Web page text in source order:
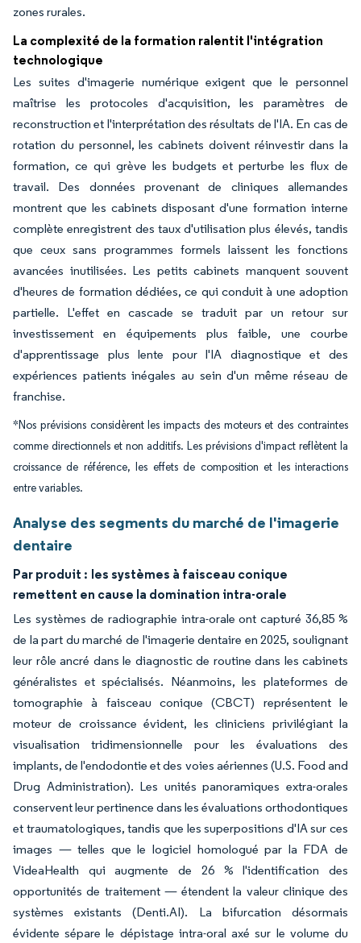
zones rurales.
La complexité de la formation ralentit l'intégration
technologique
Les suites d'imagerie numérique exigent que le personnel
maîtrise les protocoles d'acquisition, les paramètres de
reconstruction et l'interprétation des résultats de l'IA. En cas de
rotation du personnel, les cabinets doivent réinvestir dans la
formation, ce qui grève les budgets et perturbe les flux de
travail. Des données provenant de cliniques allemandes
montrent que les cabinets disposant d'une formation interne
complète enregistrent des taux d'utilisation plus élevés, tandis
que ceux sans programmes formels laissent les fonctions
avancées inutilisées. Les petits cabinets manquent souvent
d'heures de formation dédiées, ce qui conduit à une adoption
partielle. L'effet en cascade se traduit par un retour sur
investissement en équipements plus faible, une courbe
d'apprentissage plus lente pour l'IA diagnostique et des
expériences patients inégales au sein d'un même réseau de
franchise.
*Nos prévisions considèrent les impacts des moteurs et des contraintes
comme directionnels et non additifs. Les prévisions d'impact reflètent la
croissance de référence, les effets de composition et les interactions
entre variables.
Analyse des segments du marché de l'imagerie
dentaire
Par produit : les systèmes à faisceau conique
remettent en cause la domination intra-orale
Les systèmes de radiographie intra-orale ont capturé 36,85 %
de la part du marché de l'imagerie dentaire en 2025, soulignant
leur rôle ancré dans le diagnostic de routine dans les cabinets
généralistes et spécialisés. Néanmoins, les plateformes de
tomographie à faisceau conique (CBCT) représentent le
moteur de croissance évident, les cliniciens privilégiant la
visualisation tridimensionnelle pour les évaluations des
implants, de l'endodontie et des voies aériennes (U.S. Food and
Drug Administration). Les unités panoramiques extra-orales
conservent leur pertinence dans les évaluations orthodontiques
et traumatologiques, tandis que les superpositions d'IA sur ces
images — telles que le logiciel homologué par la FDA de
VideaHealth qui augmente de 26 % l'identification des
opportunités de traitement — étendent la valeur clinique des
systèmes existants (Denti.AI). La bifurcation désormais
évidente sépare le dépistage intra-oral axé sur le volume du